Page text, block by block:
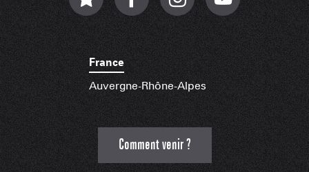
France
Auvergne-Rhône-Alpes
Comment venir ?